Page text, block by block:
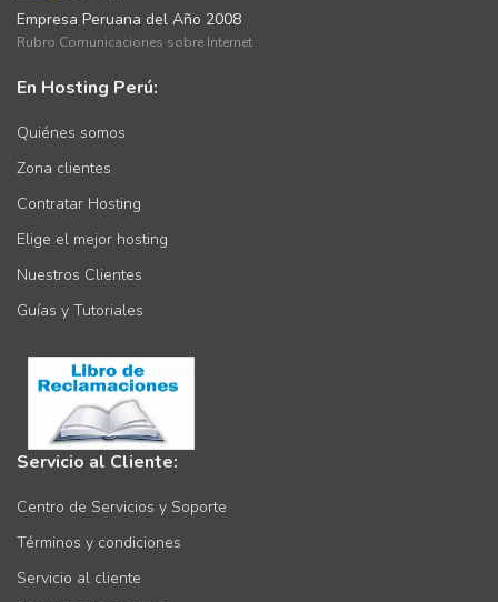
Empresa Peruana del Año 2008
Rubro Comunicaciones sobre Internet
En Hosting Perú:
Quiénes somos
Zona clientes
Contratar Hosting
Elige el mejor hosting
Nuestros Clientes
Guías y Tutoriales
Servicio al Cliente:
Centro de Servicios y Soporte
Términos y condiciones
Servicio al cliente